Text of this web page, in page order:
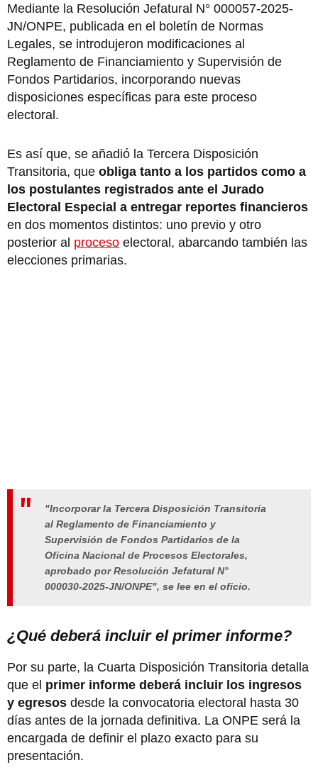
Mediante la Resolución Jefatural N° 000057-2025-
JN/ONPE, publicada en el boletín de Normas
Legales, se introdujeron modificaciones al
Reglamento de Financiamiento y Supervisión de
Fondos Partidarios, incorporando nuevas
disposiciones específicas para este proceso
electoral.
Es así que, se añadió la Tercera Disposición
Transitoria, que obliga tanto a los partidos como a
los postulantes registrados ante el Jurado
Electoral Especial a entregar reportes financieros
en dos momentos distintos: uno previo y otro
posterior al proceso electoral, abarcando también las
elecciones primarias.
"Incorporar la Tercera Disposición Transitoria
al Reglamento de Financiamiento y
Supervisión de Fondos Partidarios de la
Oficina Nacional de Procesos Electorales,
aprobado por Resolución Jefatural N°
000030-2025-JN/ONPE", se lee en el oficio.
¿Qué deberá incluir el primer informe?
Por su parte, la Cuarta Disposición Transitoria detalla
que el primer informe deberá incluir los ingresos
y egresos desde la convocatoria electoral hasta 30
días antes de la jornada definitiva. La ONPE será la
encargada de definir el plazo exacto para su
presentación.